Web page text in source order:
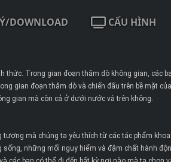
DOWNLOAD CẤU HÌNH
thức. Trong gian đoạn thăm dò không gian, các
gian đoạn thăm dò và chiến đấu trên bề mặt
gian mà còn cả ở dưới nước và trên không.
mà chúng ta yêu thích từ các tác phẩm
những mối nguy hiểm và đậm chất hành